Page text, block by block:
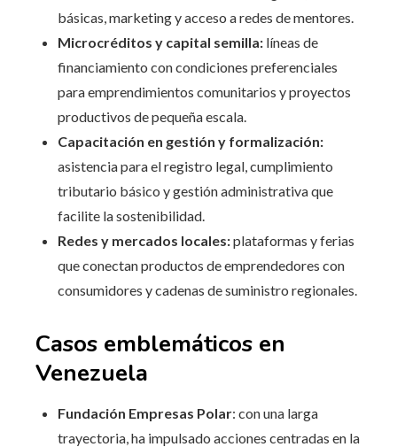
básicas, marketing y acceso a redes de mentores.
Microcréditos y capital semilla: líneas de
financiamiento con condiciones preferenciales
para emprendimientos comunitarios y proyectos
productivos de pequeña escala.
Capacitación en gestión y formalización:
asistencia para el registro legal, cumplimiento
tributario básico y gestión administrativa que
facilite la sostenibilidad.
Redes y mercados locales:plataformas y ferias
que conectan productos de emprendedores con
consumidores y cadenas de suministro regionales.
Casos emblemáticos en
Venezuela
Fundación Empresas Polar: con una larga
trayectoria, ha impulsado acciones centradas en la